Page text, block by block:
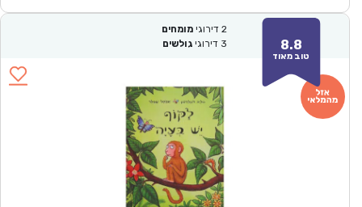
8.8
טוב מאוד
2 דירוגי מומחים
3 דירוגי גולשים